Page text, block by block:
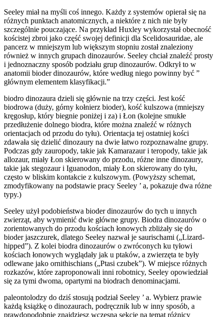
Seeley miał na myśli coś innego. Każdy z systemów opierał się na
różnych punktach anatomicznych, a niektóre z nich nie były
szczególnie pouczające. Na przykład Huxley wykorzystał obecność
kościstej zbroi jako część swojej definicji dla Scelidosauridae, ale
pancerz w mniejszym lub większym stopniu został znaleziony
również w innych grupach dinozaurów. Seeley chciał znaleźć prosty
i jednoznaczny sposób podziału grup dinozaurów. Odkrył to w
anatomii bioder dinozaurów, które według niego powinny być ”
głównym elementem klasyfikacji.”
biodro dinozaura dzieli się głównie na trzy części. Jest kość
biodrowa (duży, górny kołnierz bioder), kość kulszowa (mniejszy
kręgosłup, który biegnie poniżej i za) i Łon (kolejne smukłe
przedłużenie dolnego biodra, które można znaleźć w różnych
orientacjach od przodu do tyłu). Orientacja tej ostatniej kości
zdawała się dzielić dinozaury na dwie łatwo rozpoznawalne grupy.
Podczas gdy zauropody, takie jak Kamarazaur i teropody, takie jak
allozaur, miały Łon skierowany do przodu, różne inne dinozaury,
takie jak stegozaur i Iguanodon, miały Łon skierowany do tyłu,
często w bliskim kontakcie z kulszowym. (Powyższy schemat,
zmodyfikowany na podstawie pracy Seeley ’ a, pokazuje dwa różne
typy.)
Seeley użył podobieństwa bioder dinozaurów do tych u innych
zwierząt, aby wymienić dwie główne grupy. Biodra dinozaurów o
zorientowanych do przodu kościach łonowych zbliżały się do
bioder jaszczurek, dlatego Seeley nazwał je saurischami („Lizard-
hipped”). Z kolei biodra dinozaurów o zwróconych ku tyłowi
kościach łonowych wyglądały jak u ptaków, a zwierzęta te były
odlewane jako ornithischians („Ptasi czubek”). W miejsce różnych
rozkazów, które zaproponowali inni robotnicy, Seeley opowiedział
się za tymi dwoma, opartymi na biodrach denominacjami.
paleontolodzy do dziś stosują podział Seeley ’ a. Wybierz prawie
każdą książkę o dinozaurach, podręcznik lub w inny sposób, a
prawdopodobnie znajdziesz wczesną sekcję na temat różnicy